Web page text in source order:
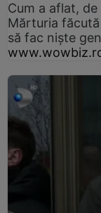
Cum a aflat,
Mărturia
să fac niște